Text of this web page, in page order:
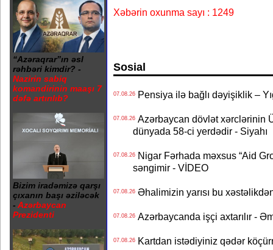
“Azəraqrar”ın əsl
rəhbəri kimdir? -
Nazirin sabiq
komandirinin maaşı 7
dəfə artırılıb?
Bizim iradəmizə qarşı
çıxanın başı əziləcək
- Azərbaycan
Prezidenti
Xəbərin oxunma sayı : 1249
Sosial
07.08.26Pensiya ilə bağlı dəyişiklik –
07.08.26Azərbaycan dövlət xərclərinin
dünyada 58-ci yerdədir - Siyahı
07.08.26Nigar Fərhada məxsus “Aid
səngimir - VİDEO
07.08.26Əhalimizin yarısı bu
07.08.26Azərbaycanda işçi axtarılır -
07.08.26Kartdan istədiyiniz qədər